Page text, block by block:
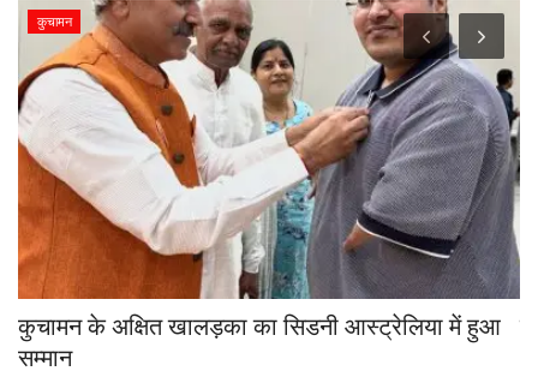
कुचामन
कुचामन के अक्षित खालड़का का सिडनी आस्ट्रेलिया में हुआ
सम्मान